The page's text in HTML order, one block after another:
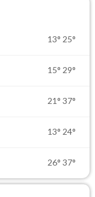
13° 25°
15° 29°
21° 37°
13° 24°
26° 37°